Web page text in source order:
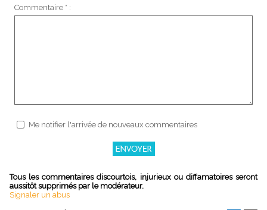
Commentaire * :
Me notifier l'arrivée de nouveaux commentaires
Tous les commentaires discourtois, injurieux ou diffamatoires seront
aussitôt supprimés par le modérateur.
Signaler un abus